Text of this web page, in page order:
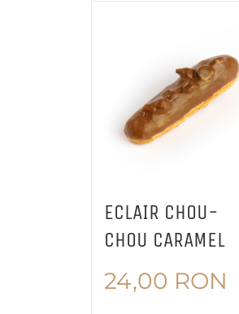
ECLAIR CHOU-
CHOU CARAMEL
24,00 RON